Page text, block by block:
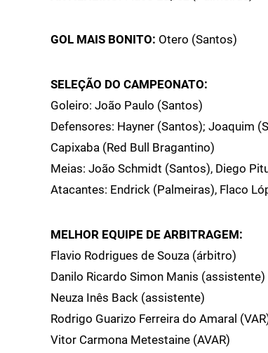
GOL MAIS BONITO: Otero (Santos)
SELEÇÃO DO CAMPEONATO:
Goleiro: João Paulo (Santos)
Defensores: Hayner (Santos); Joaquim
Capixaba (Red Bull Bragantino)
Meias: João Schmidt (Santos), Diego
Atacantes: Endrick (Palmeiras), Flaco
MELHOR EQUIPE DE ARBITRAGEM:
Flavio Rodrigues de Souza (árbitro)
Danilo Ricardo Simon Manis (assistente)
Neuza Inês Back (assistente)
Rodrigo Guarizo Ferreira do Amaral
Vitor Carmona Metestaine (AVAR)